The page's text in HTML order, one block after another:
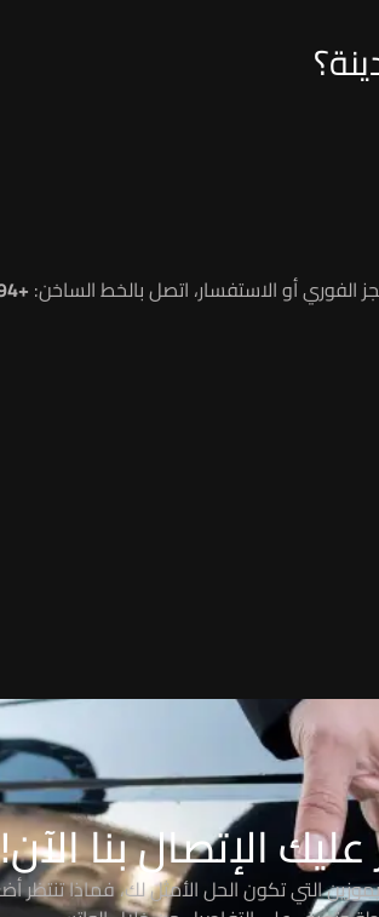
+201125952594
الإتصال بنا الآن!
التي تكون الحل الأمثل لك، فماذا تنتظر